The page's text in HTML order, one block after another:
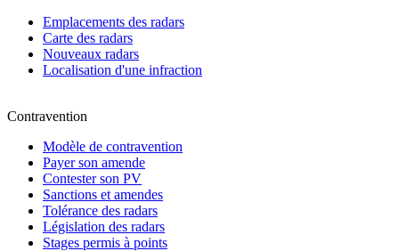
Emplacements des radars
Carte des radars
Nouveaux radars
Localisation d'une infraction
Contravention
Modèle de contravention
Payer son amende
Contester son PV
Sanctions et amendes
Tolérance des radars
Législation des radars
Stages permis à points